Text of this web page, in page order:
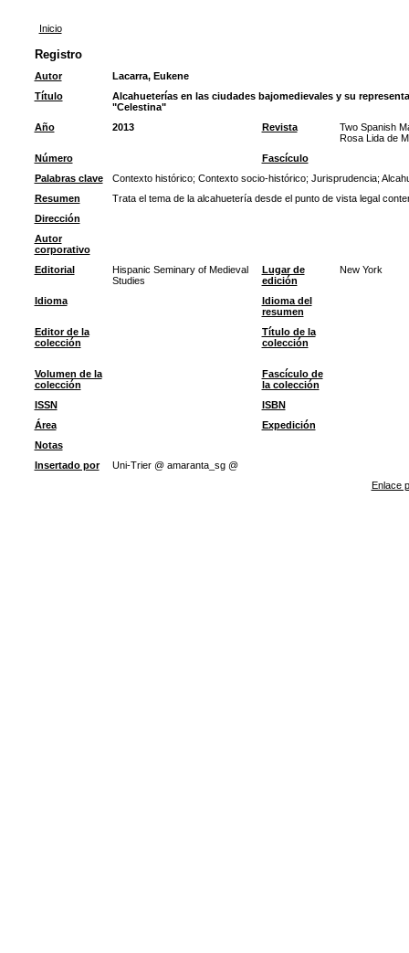
Inicio
Registro
Autor
Lacarra, Eukene
Título
Alcahueterías en las ciudades bajomedievales y su
"Celestina"
Año
2013 Revista
Two Spanish
Rosa Lida de
Número
Fascículo
Palabras clave
Contexto histórico; Contexto socio-histórico; Jurisprudencia;
Resumen
Trata el tema de la alcahuetería desde el punto de vista legal
Dirección
Autor
corporativo
Editorial
Hispanic Seminary of Medieval
Studies
Lugar de
edición
New York
Idioma
Idioma del
resumen
Editor de la
colección
Título de la
colección
Volumen de la
colección
Fascículo de
la colección
ISSN
ISBN
Área
Expedición
Notas
Insertado por
Uni-Trier @ amaranta_sg @
Enlace